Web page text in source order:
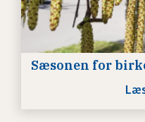
Sæsonen for